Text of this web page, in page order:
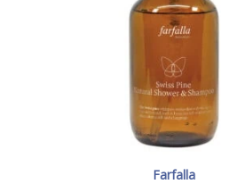
Farfalla